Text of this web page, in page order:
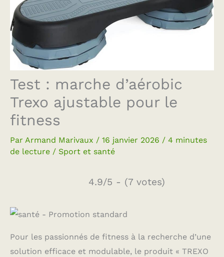
Test : marche d’aérobic
Trexo ajustable pour le
fitness
Par Armand Marivaux / 16 janvier 2026 / 4 minutes
de lecture / Sport et santé
4.9/5 - (7 votes)
Pour les passionnés de fitness à la recherche d’une
solution efficace et modulable, le produit « TREXO